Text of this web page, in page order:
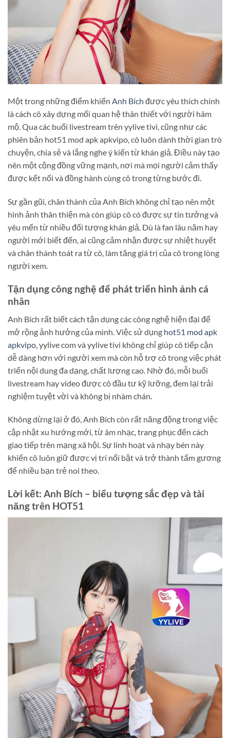
Một trong những điểm khiến Anh Bích được yêu thích chính
là cách cô xây dựng mối quan hệ thân thiết với người hâm
mộ. Qua các buổi livestream trên yylive tivi, cũng như các
phiên bản hot51 mod apk apkvipo, cô luôn dành thời gian trò
chuyện, chia sẻ và lắng nghe ý kiến từ khán giả. Điều này tạo
nên một cộng đồng vững mạnh, nơi mà mọi người cảm thấy
được kết nối và đồng hành cùng cô trong từng bước đi.
Sự gần gũi, chân thành của Anh Bích không chỉ tạo nên một
hình ảnh thân thiện mà còn giúp cô có được sự tin tưởng và
yêu mến từ nhiều đối tượng khán giả. Dù là fan lâu năm hay
người mới biết đến, ai cũng cảm nhận được sự nhiệt huyết
và chân thành toát ra từ cô, làm tăng giá trị của cô trong lòng
người xem.
Tận dụng công nghệ để phát triển hình ảnh cá
nhân
Anh Bích rất biết cách tận dụng các công nghệ hiện đại để
mở rộng ảnh hưởng của mình. Việc sử dụng hot51 mod apk
apkvipo , yylive com và yylive tivi không chỉ giúp cô tiếp cận
dễ dàng hơn với người xem mà còn hỗ trợ cô trong việc phát
triển nội dung đa dạng, chất lượng cao. Nhờ đó, mỗi buổi
livestream hay video được cô đầu tư kỹ lưỡng, đem lại trải
nghiệm tuyệt vời và không bị nhàm chán.
Không dừng lại ở đó, Anh Bích còn rất năng động trong việc
cập nhật xu hướng mới, từ âm nhạc, trang phục đến cách
giao tiếp trên mạng xã hội. Sự linh hoạt và nhạy bén này
khiến cô luôn giữ được vị trí nổi bật và trở thành tấm gương
để nhiều bạn trẻ noi theo.
Lời kết: Anh Bích – biểu tượng sắc đẹp và tài
năng trên HOT51